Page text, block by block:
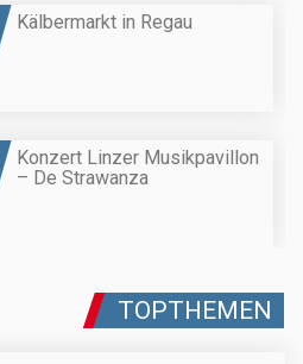
Kälbermarkt in Regau
Konzert Linzer Musikpavillon
– De Strawanza
TOPTHEMEN